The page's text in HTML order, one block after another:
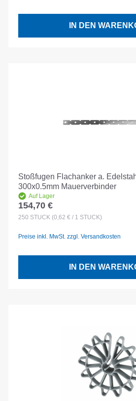
IN DEN
Stoßfugen Flachanker a.
300x0.5mm Mauerverbinder
Auf Lager
Regulärer Preis:
154,70 €
250 STÜCK (0,62 € / 1 STÜCK)
Preise inkl. MwSt. zzgl. Versandkosten
IN DEN